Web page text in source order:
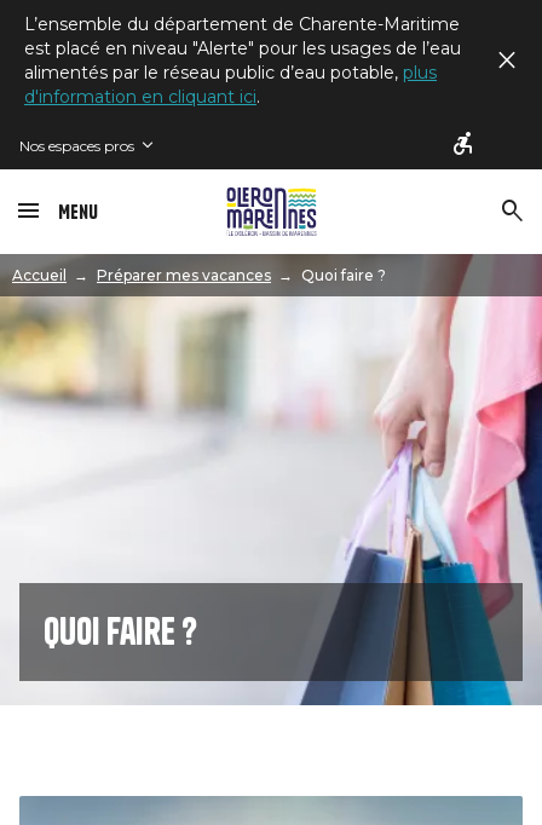
L’ensemble du département de Charente-Maritime
est placé en niveau "Alerte" pour les usages de l’eau
alimentés par le réseau public d’eau potable, plus
d'information en cliquant ici.
Nos espaces pros
Menu
Accueil Préparer mes vacances Quoi faire ?
Image
Quoi faire ?